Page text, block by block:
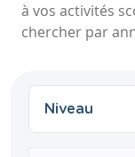
à vos activités
chercher par